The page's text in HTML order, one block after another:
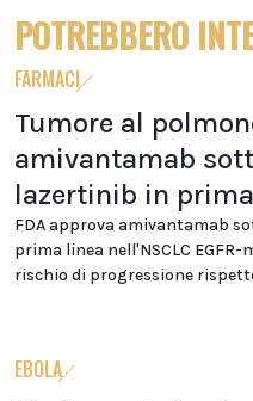
POTREBBERO
FARMACI
Tumore al
amivantamab
lazertinib in
FDA approva amivantamab
prima linea nell'NSCLC
rischio di progressione
EBOLA